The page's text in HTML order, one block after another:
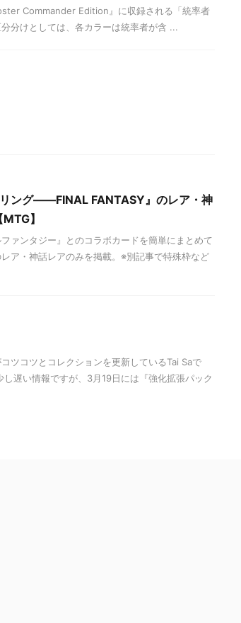
Commander Edition』に収録される「統率者
分けとしては、各カラーは統率者が含 ...
リング――FINAL FANTASY』のレア・神
】
ァンタジー』とのコラボカードを簡単にまとめて
ア・神話レアのみを掲載。※別記事で特殊枠など
ツコツとコレクションを更新しているTai Saで
遅い情報ですが、3月19日には『強化拡張パック